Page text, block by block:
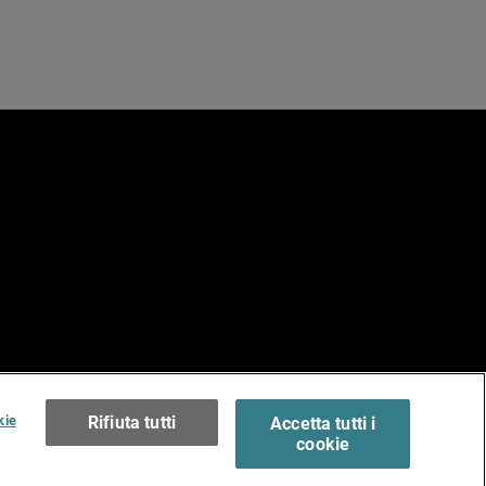
of Use >Rifiuta tutti
Accetta tutti i
cookie